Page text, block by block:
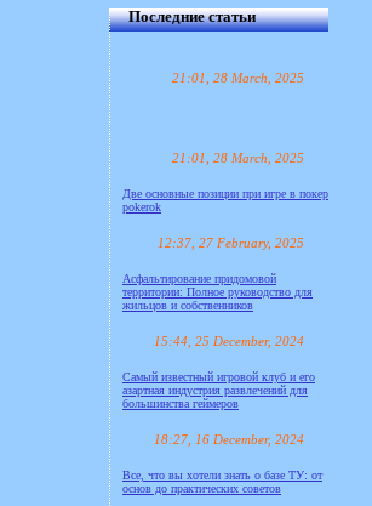
Последние статьи
21:01, 28 March, 2025
21:01, 28 March, 2025
Две основные позиции при игре в покер
pokerok
12:37, 27 February, 2025
Асфальтирование придомовой
территории: Полное руководство для
жильцов и собственников
15:44, 25 December, 2024
Самый известный игровой клуб и его
азартная индустрия развлечений для
большинства геймеров
18:27, 16 December, 2024
Все, что вы хотели знать о базе ТУ: от
основ до практических советов